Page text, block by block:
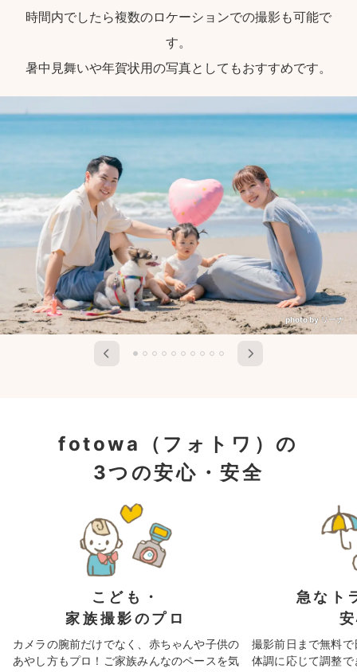
時間内でしたら複数のロケーションでの撮影も可能で
す。
暑中見舞いや年賀状用の写真としてもおすすめです。
photo by リーナ
fotowa（フォトワ）の
3つの安心・安全
こども・
家族撮影のプロ
カメラの腕前だけでなく、赤ちゃんや子供の
あやし方もプロ！ご家族みんなのペースを気
急なト
撮影前日まで無料
体調に応じて調整